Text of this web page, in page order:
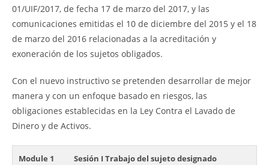
01/UIF/2017, de fecha 17 de marzo del 2017, y las
comunicaciones emitidas el 10 de diciembre del 2015 y el 18
de marzo del 2016 relacionadas a la acreditación y
exoneración de los sujetos obligados.
Con el nuevo instructivo se pretenden desarrollar de mejor
manera y con un enfoque basado en riesgos, las
obligaciones establecidas en la Ley Contra el Lavado de
Dinero y de Activos.
Module 1 Sesión I Trabajo del sujeto designado